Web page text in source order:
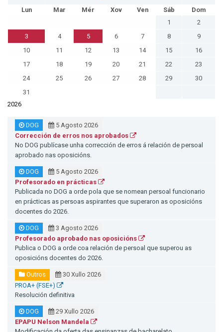
Lun Mar Mér Xov Ven Sáb
Dom
1
2
3
4 5 6 7 8
9
10
11 12 13 14 15
16
17
18 19 20 21 22
23
24
25 26 27 28 29
30
31
2026
DOG
5 Agosto 2026
Corrección de erros nos aprobados
No DOG publícase unha corrección de erros á relación de persoal
aprobado nas oposicións.
DOG
5 Agosto 2026
Profesorado en prácticas
Publicada no DOG a orde pola que se nomean persoal funcionario
en prácticas as persoas aspirantes que superaron as oposicións
docentes do 2026.
DOG
3 Agosto 2026
Profesorado aprobado nas oposicións
Publica o DOG a orde coa relación de persoal que superou as
oposicións docentes do 2026.
Outros
30 Xullo 2026
PROA+ (FSE+)
Resolución definitiva
DOG
29 Xullo 2026
EPAPU Nelson Mandela